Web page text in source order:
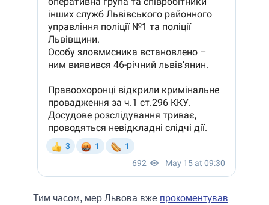
Тим часом, мер Львова вже прокоментував